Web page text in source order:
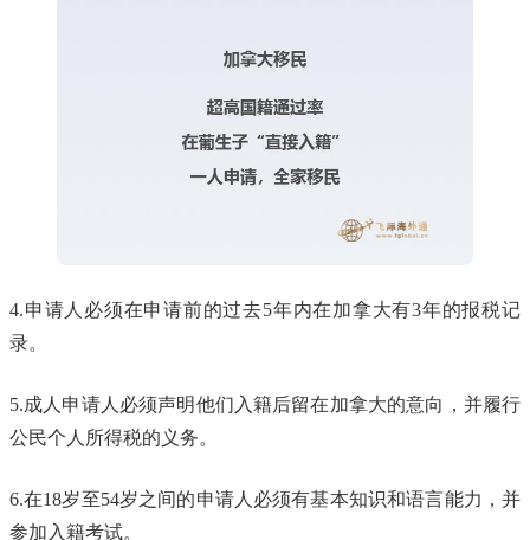
4.申请人必须在申请前的过去5年内在加拿大有3年的报税记
录。
5.成人申请人必须声明他们入籍后留在加拿大的意向，并履行
公民个人所得税的义务。
6.在18岁至54岁之间的申请人必须有基本知识和语言能力，并
参加入籍考试。